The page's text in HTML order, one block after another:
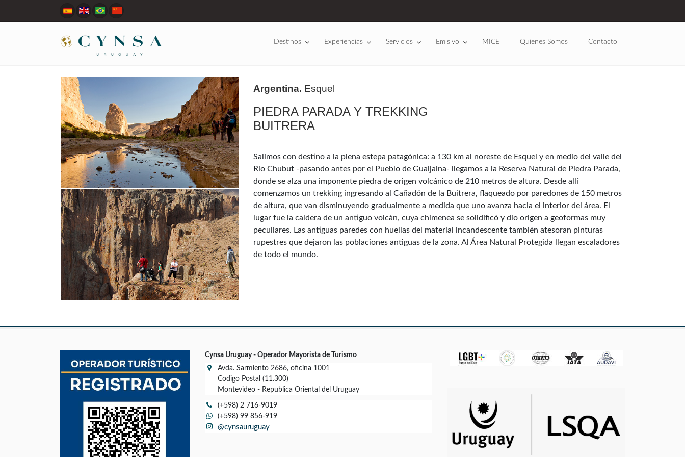
Destinos Experiencias Servicios Emisivo MICE Quienes Somos Contacto
Argentina. Esquel
PIEDRA PARADA Y TREKKING
BUITRERA
Salimos con destino a la plena estepa patagónica: a 130 km al noreste de Esquel y en medio del valle del
Río Chubut -pasando antes por el Pueblo de Gualjaina- llegamos a la Reserva Natural de Piedra Parada,
donde se alza una imponente piedra de origen volcánico de 210 metros de altura. Desde allí
comenzamos un trekking ingresando al Cañadón de la Buitrera, flaqueado por paredones de 150 metros
de altura, que van disminuyendo gradualmente a medida que uno avanza hacia el interior del área. El
lugar fue la caldera de un antiguo volcán, cuya chimenea se solidificó y dio origen a geoformas muy
peculiares. Las antiguas paredes con huellas del material incandescente también atesoran pinturas
rupestres que dejaron las poblaciones antiguas de la zona. Al Área Natural Protegida llegan escaladores
de todo el mundo.
Cynsa Uruguay - Operador Mayorista de Turismo
Avda. Sarmiento 2686, oficina 1001
Codigo Postal (11.300)
Montevideo - Republica Oriental del Uruguay
(+598) 2 716-9019
(+598) 99 856-919
@cynsauruguay